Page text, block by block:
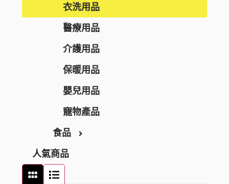
WASHBLACK
HITS DIFFERENT
BEAUSTER
INJESK
SKIO
逆齡抗老
皮膚護理
急救護理
防疫口罩
隱形眼鏡護理
消毒清潔
卸妝
男士護膚
個人護理
身體護理
沐浴產品
潤膚產品
止汗香體
手部護理
足部護理
頭髮護理
頭髮造型
貼身衣物
衣洗用品
醫療用品
介護用品
保暖用品
嬰兒用品
寵物產品
食品
零食及甜點
人氣商品